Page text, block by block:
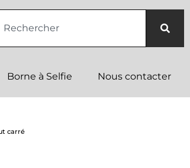
Borne à Selfie Nous contacter
carré